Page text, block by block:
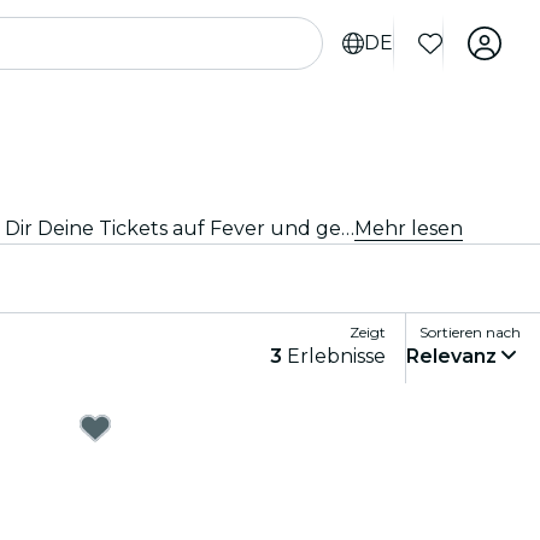
DE
Entdecke die besten Konzerte und Tourneen von nationalen und internationalen Künstlern in Vancouver, hole Dir Deine Tickets auf Fever und genieße Top-Musik!Mehr lesen
Zeigt
3 Erlebnisse
Sortieren nach
Relevanz